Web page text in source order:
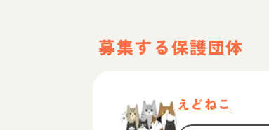
募集する保護団体
えどねこ